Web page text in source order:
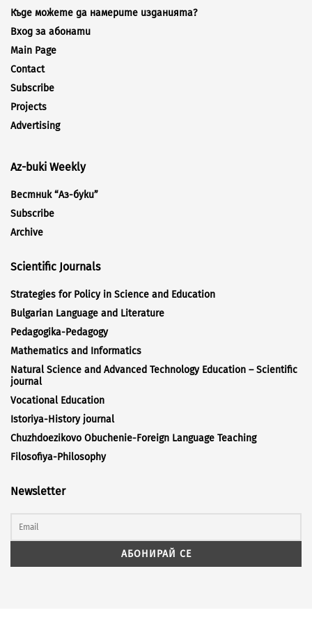
Къде можете да намерите изданията?
Вход за абонати
Main Page
Contact
Subscribe
Projects
Advertising
Az-buki Weekly
Вестник “Аз-буки”
Subscribe
Archive
Scientific Journals
Strategies for Policy in Science and Education
Bulgarian Language and Literature
Pedagogika-Pedagogy
Mathematics and Informatics
Natural Science and Advanced Technology Education – Scientific
journal
Vocational Education
Istoriya-History journal
Chuzhdoezikovo Obuchenie-Foreign Language Teaching
Filosofiya-Philosophy
Newsletter